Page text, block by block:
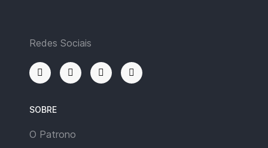
Redes Sociais
SOBRE
O Patrono